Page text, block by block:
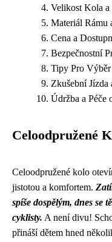
Velikost Kola a
Materiál Rámu
Cena a
Bezpečnostní
Tipy Pro
Zkušební Jízda
Údržba a Péče
Celoodpružené
Celoodpružené kolo
jistotou a komfortem.
spíše dospělým, dnes se
cyklisty. A není divu!
přináší dětem hned